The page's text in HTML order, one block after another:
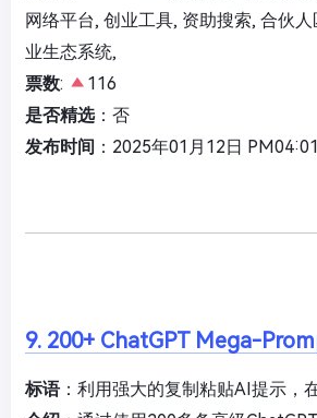
网络平台, 创业工具, 资助搜索, 合伙
业生态系统,
票数:
116
是否精选：否
发布时间 ：2025年01月12日
9. 200+ ChatGPT Mega-
标语：利用强大的复制粘贴AI提示，